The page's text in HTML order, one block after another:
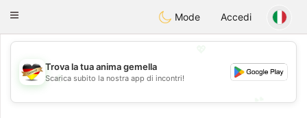
DeutschDating
Toggle
Mode Accedi
💖
💕
Trova la tua anima gemella
Scarica subito la nostra app di incontri!